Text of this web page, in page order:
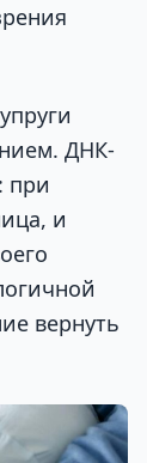
ДНК-
при
и
вернуть